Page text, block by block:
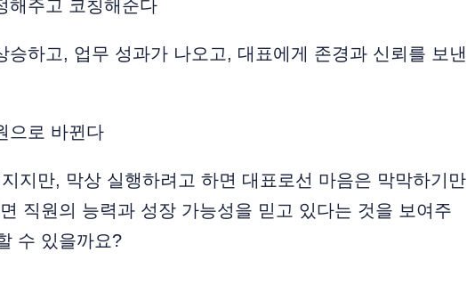
해주고 코칭해준다
하고, 업무 성과가 나오고, 대표에게 존경과 신뢰를 보낸
으로 바뀐다
지만, 막상 실행하려고 하면 대표로선 마음은 막막하기만
직원의 능력과 성장 가능성을 믿고 있다는 것을 보여주
수 있을까요?